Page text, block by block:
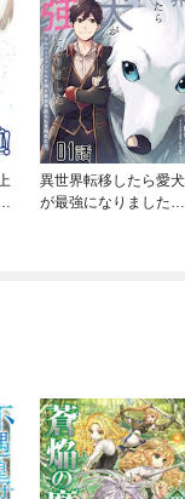
異世界転移したら愛犬
が最強になりました～